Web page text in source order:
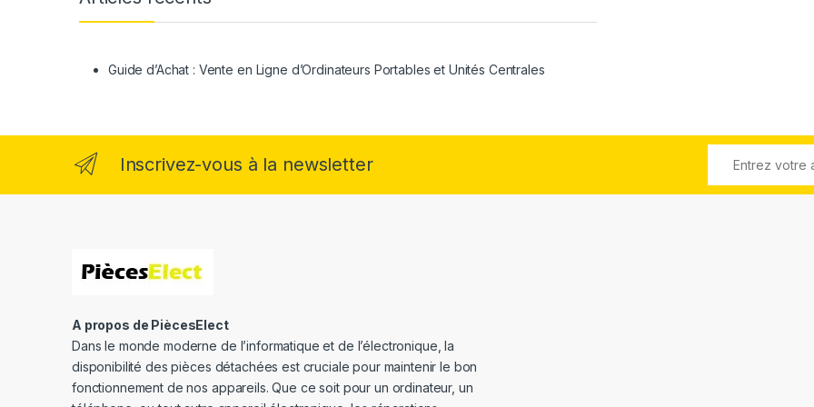
Guide d’Achat : Vente en Ligne d’Ordinateurs Portables et Unités Centrales
Inscrivez-vous à la newsletter
A propos de PiècesElect
Dans le monde moderne de l’informatique et de l’électronique, la
disponibilité des pièces détachées est cruciale pour maintenir le bon
fonctionnement de nos appareils. Que ce soit pour un ordinateur, un